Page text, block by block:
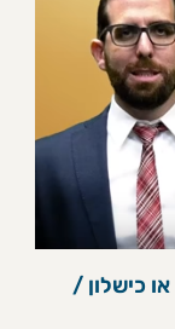
כישלון /